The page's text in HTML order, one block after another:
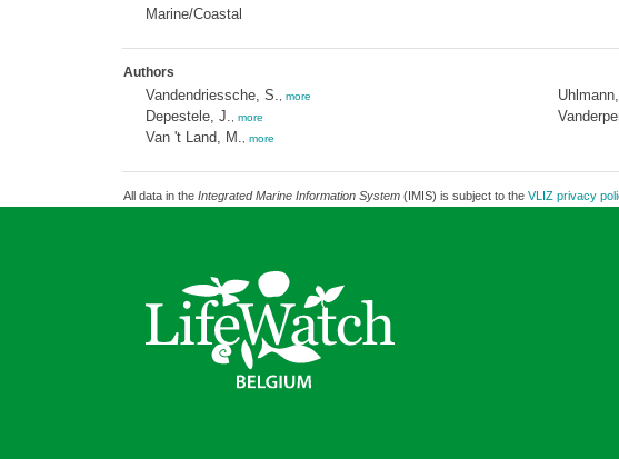
Marine/Coastal
Authors
Vandendriessche, S. more
Depestele, J. more
Van 't Land, M. more
All data in the Integrated Marine Information System(IMIS) is subject to the VLIZ privacy